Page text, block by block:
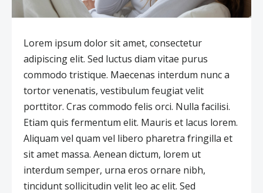
Lorem ipsum dolor sit amet, consectetur
adipiscing elit. Sed luctus diam vitae purus
commodo tristique. Maecenas interdum nunc a
tortor venenatis, vestibulum feugiat velit
porttitor. Cras commodo felis orci. Nulla facilisi.
Etiam quis fermentum elit. Mauris et lacus lorem.
Aliquam vel quam vel libero pharetra fringilla et
sit amet massa. Aenean dictum, lorem ut
interdum semper, urna eros ornare nibh,
tincidunt sollicitudin velit leo ac elit. Sed